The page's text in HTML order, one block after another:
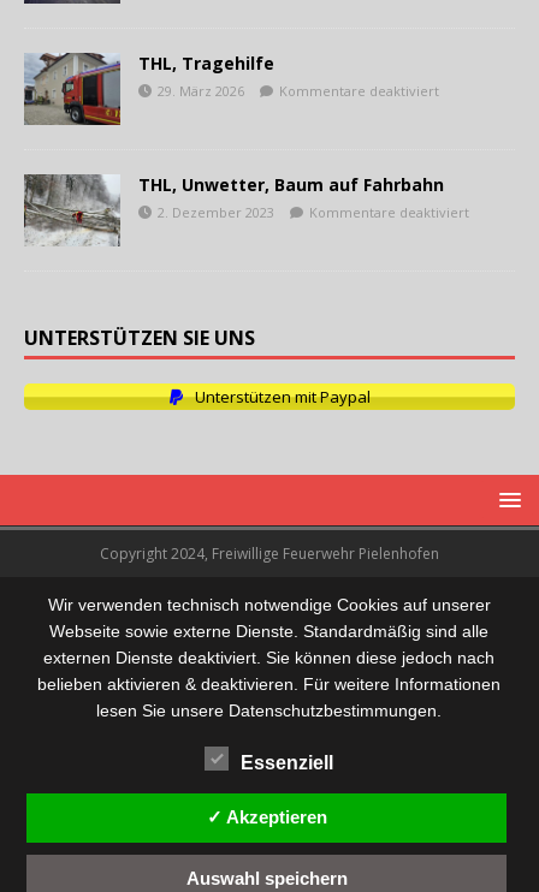
THL, Tragehilfe
29. März 2026 Kommentare deaktiviert
THL, Unwetter, Baum auf Fahrbahn
2. Dezember 2023 Kommentare deaktiviert
UNTERSTÜTZEN SIE UNS
Unterstützen mit Paypal
Copyright 2024, Freiwillige Feuerwehr Pielenhofen
Wir verwenden technisch notwendige Cookies auf unserer
Webseite sowie externe Dienste. Standardmäßig sind alle
externen Dienste deaktiviert. Sie können diese jedoch nach
belieben aktivieren & deaktivieren. Für weitere Informationen
lesen Sie unsere Datenschutzbestimmungen.
Essenziell
✓ Akzeptieren
Auswahl speichern